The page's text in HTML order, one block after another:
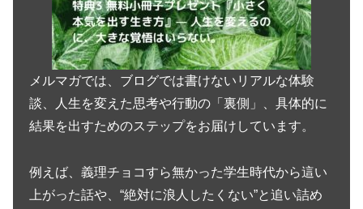
メルマガでは、ブログでは書けないリアルな体験
談、人生を変えた思考や行動の「裏側」、具体的に
結果を出すためのステップをお届けしています。
例えば、義理チョコすら無かった学生時代から這い
上がった話や、“絶対に浪人したくない”と追い詰め